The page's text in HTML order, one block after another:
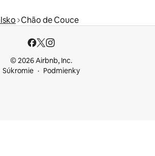
Chão de Couce
© 2026 Airbnb, Inc.
Súkromie
Podmienky